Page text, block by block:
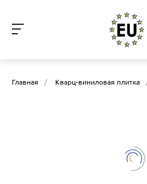
Главная / Кварц-виниловая плитка